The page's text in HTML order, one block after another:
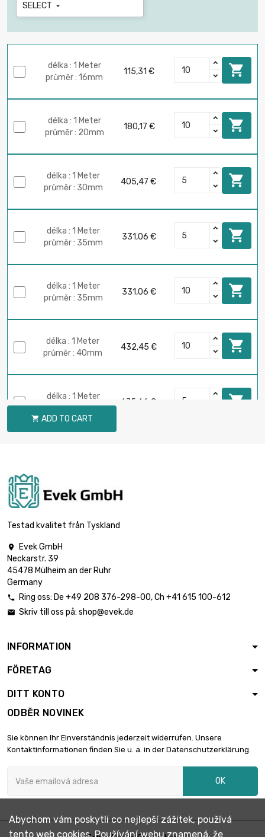
SELECT 
délka : 1 Meter
průměr : 16mm
115,31 € 
délka : 1 Meter
průměr : 20mm
180,17 € 
délka : 1 Meter
průměr : 30mm
405,47 € 
délka : 1 Meter
průměr : 35mm
331,06 € 
délka : 1 Meter
průměr : 35mm
331,06 € 
délka : 1 Meter
průměr : 40mm
432,45 € 
délka : 1 Meter
průměr : 50mm
675,66 € 
délka : 1 Meter
průměr : 70mm
délka : 1 Meter
délka : 1 Meter
průměr : 100mm
4 504,59 €
 ADD TO CART
Testad kvalitet från Tyskland

Evek GmbH
Neckarstr. 39
45478 Mülheim an der Ruhr
Germany
 Ring oss: De +49 208 376-298-00, Ch +41 615 100-612
 Skriv till oss på: shop@evek.de
INFORMATION
FÖRETAG
DITT KONTO
ODBĚR NOVINEK
Sie können Ihr Einverständnis jederzeit widerrufen. Unsere
Kontaktinformationen finden Sie u. a. in der Datenschutzerklärung.
OK
Abychom vám poskytli co nejlepší zážitek, používá
tento web cookies. Používání webu znamená, že